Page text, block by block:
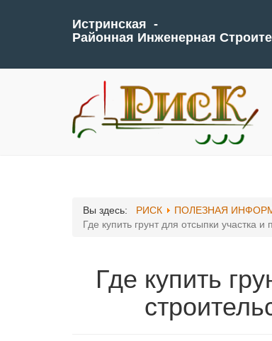
Истринская -
Районная Инженерная
Вы здесь: РИСК
ПОЛЕЗНАЯ
Где купить грунт для отсыпки участка
Где купить